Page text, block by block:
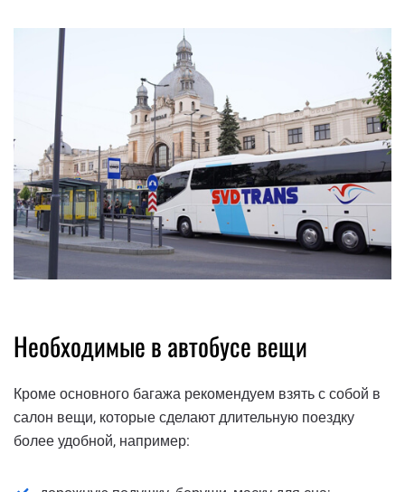
Необходимые в автобусе вещи
Кроме основного багажа рекомендуем взять с собой в
салон вещи, которые сделают длительную поездку
более удобной, например: